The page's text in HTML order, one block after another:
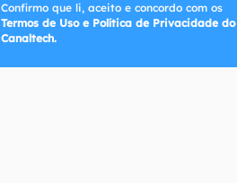
Confirmo que li, aceito e concordo com os
Termos de Uso e Política de Privacidade do
Canaltech.